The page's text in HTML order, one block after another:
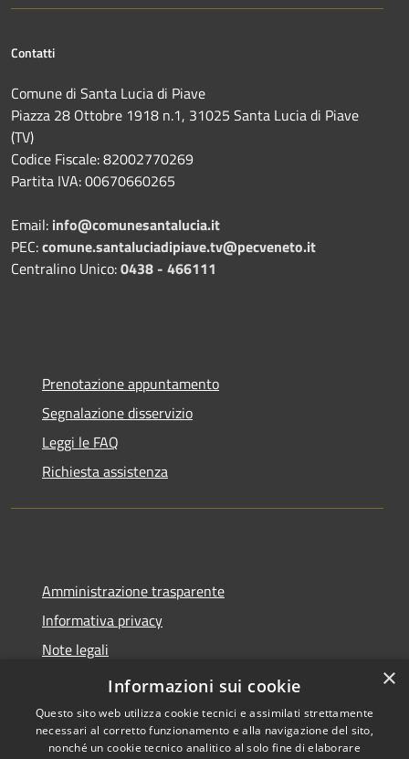
Contatti
Comune di Santa Lucia di Piave
Piazza 28 Ottobre 1918 n.1, 31025 Santa Lucia di Piave
(TV)
Codice Fiscale: 82002770269
Partita IVA: 00670660265
Email: info@comunesantalucia.it
PEC:comune.santaluciadipiave.tv@pecveneto.it
Centralino Unico:0438 - 466111
Prenotazione appuntamento
Segnalazione disservizio
Leggi le FAQ
Richiesta assistenza
Amministrazione trasparente
Informativa privacy
Note legali
Dichiarazione di accessibilità
×
Informazioni sui cookie
Questo sito web utilizza cookie tecnici e assimilati strettamente
necessari al corretto funzionamento e alla navigazione del sito,
nonché un cookie tecnico analitico al solo fine di elaborare